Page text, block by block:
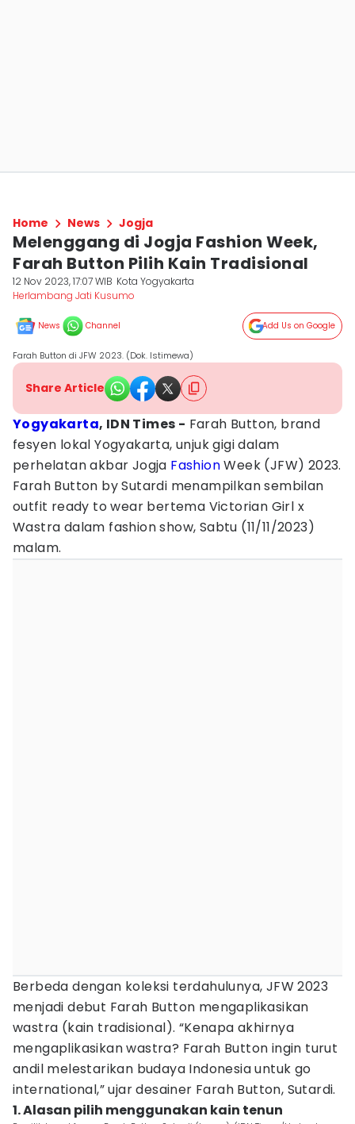
Home News Jogja
Melenggang di Jogja Fashion Week,
Farah Button Pilih Kain Tradisional
12 Nov 2023, 17:07 WIB Kota Yogyakarta
Herlambang Jati Kusumo
News Channel Add Us on Google
Farah Button di JFW 2023. (Dok. Istimewa)
Share Article
Yogyakarta, IDN Times - Farah Button, brand
fesyen lokal Yogyakarta, unjuk gigi dalam
perhelatan akbar Jogja FashionWeek (JFW) 2023.
Farah Button by Sutardi menampilkan sembilan
outfit ready to wear bertema Victorian Girl x
Wastra dalam fashion show, Sabtu (11/11/2023)
malam.
Berbeda dengan koleksi terdahulunya, JFW 2023
menjadi debut Farah Button mengaplikasikan
wastra (kain tradisional). “Kenapa akhirnya
mengaplikasikan wastra? Farah Button ingin turut
andil melestarikan budaya Indonesia untuk go
international,” ujar desainer Farah Button, Sutardi.
1. Alasan pilih menggunakan kain tenun